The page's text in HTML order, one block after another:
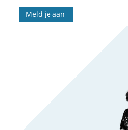
Meld je aan